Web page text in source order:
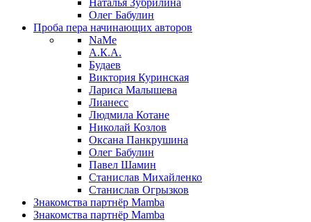
Наталья Зубрилина
Олег Бабулин
Проба пера начинающих авторов
NaMe
А.К.А.
Будаев
Виктория Куринская
Лариса Малышева
Лианесс
Людмила Котане
Николай Козлов
Оксана Панкрушина
Олег Бабулин
Павел Шамин
Станислав Михайленко
Станислав Огрызков
Знакомства партнёр Mamba
Знакомства партнёр Mamba